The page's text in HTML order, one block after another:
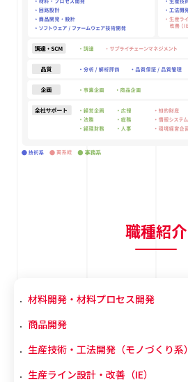
職種紹介
材料開発・材料プロセス開発
商品開発
生産技術・工法開発（モノづくり系）
生産ライン設計・改善（IE）